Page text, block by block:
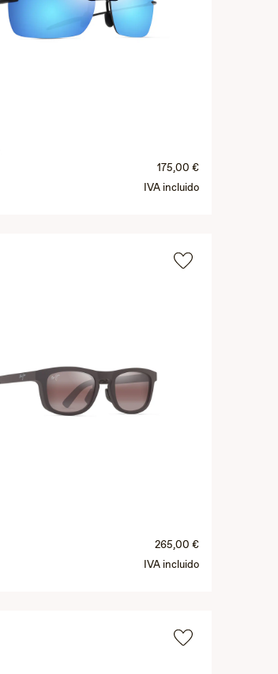
175,00 €
IVA incluido
265,00 €
IVA incluido